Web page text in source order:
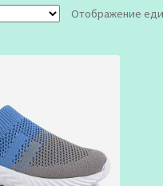
Отображение